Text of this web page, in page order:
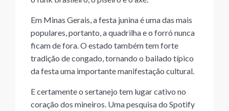
Em Minas Gerais, a festa junina é uma das mais
populares, portanto, a quadrilha e o forró nunca
ficam de fora. O estado também tem forte
tradição de congado, tornando o bailado típico
da festa uma importante manifestação cultural.
E certamente o sertanejo tem lugar cativo no
coração dos mineiros. Uma pesquisa do Spotify